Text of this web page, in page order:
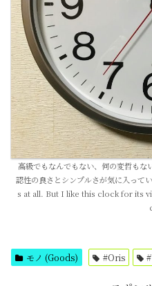
高級でもなんでもない、何の変哲もな
認性の良さとシンプルさが気に入っ
s at all. But I like this clock for its
モノ (Goods) #Oris